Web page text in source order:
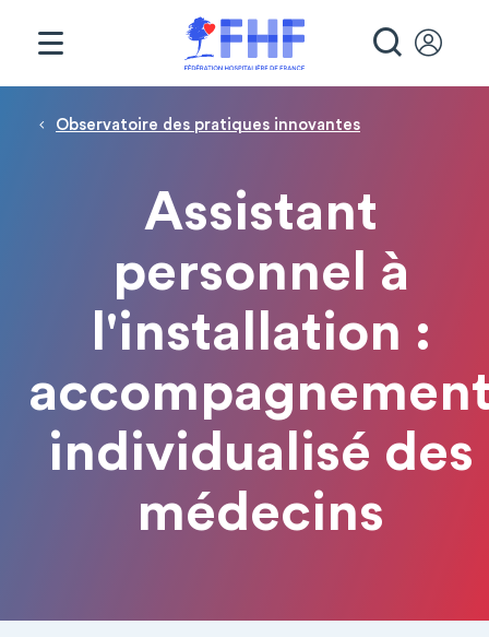
Fil d'Ariane
Observatoire des pratiques innovantes
Assistant
personnel à
l'installation :
individualisé des
médecins
Panneau de gestion des cookies